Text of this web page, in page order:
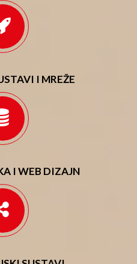
I MREŽE
I WEB DIZAJN